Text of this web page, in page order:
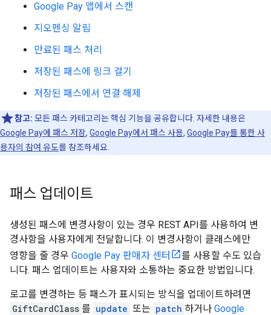
Google Pay 앱에서 스캔
지오펜싱 알림
만료된 패스 처리
저장된 패스에 링크 걸기
저장된 패스에서 연결 해제
참고: 모든 패스 카테고리는 핵심 기능을 공유합니다. 자세한 내용은
Google Pay에 패스 저장, Google Pay에서 패스 사용, Google Pay를 통한 사
용자의 참여 유도를 참조하세요.
패스 업데이트
생성된 패스에 변경사항이 있는 경우 REST API를 사용하여 변
경사항을 사용자에게 전달합니다. 이 변경사항이 클래스에만
영향을 줄 경우 Google Pay 판매자 센터
를 사용할 수도 있습
니다. 패스 업데이트는 사용자와 소통하는 중요한 방법입니다.
로고를 변경하는 등 패스가 표시되는 방식을 업데이트하려면
GiftCardClass 를 update 또는 patch 하거나 Google